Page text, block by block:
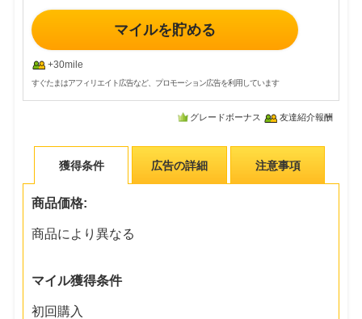
マイルを貯める
+30mile
すぐたまはアフィリエイト広告など、プロモーション広告を利用しています
グレードボーナス 友達紹介報酬
獲得条件 広告の詳細 注意事項
商品価格:
商品により異なる
マイル獲得条件
初回購入